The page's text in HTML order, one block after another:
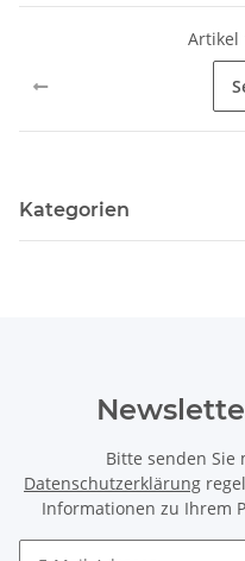
Artikel
Kategorien
Bitte senden
Datenschutzerklärung
Informationen zu Ihrem